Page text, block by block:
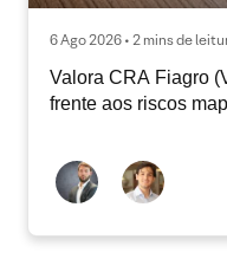
6 Ago 2026 • 2 mins de
Valora CRA Fiagro
frente aos riscos